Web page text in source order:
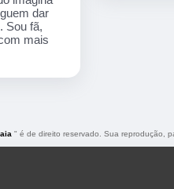
" é de direito reservado. Sua reprodução,